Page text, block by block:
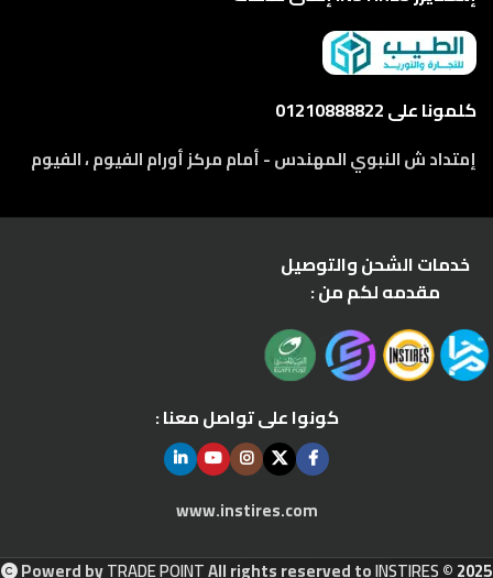
كلمونا على 01210888822
إمتداد ش النبوي المهندس - أمام مركز أورام الفيوم ، الفيوم
خدمات الشحن والتوصيل
مقدمه لكم من :
كونوا على تواصل معنا :
www.instires.com
Powerd byTRADE POINTAll rights reserved toINSTIRES© 2025